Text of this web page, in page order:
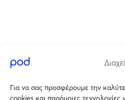
Για να σας προσφέρουμε την
cookies και παρόμοιες